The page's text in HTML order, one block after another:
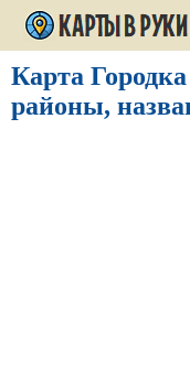
Карта
районы,